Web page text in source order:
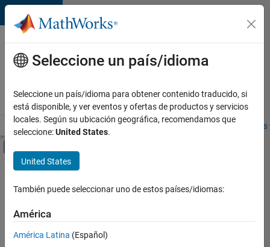
Saltar al contenido
Ofertas
de
empleo
MathWorks
Visión general Búsqueda de empleo Oficinas locales
Contenido principal
FILTRADO POR
Education Sales
Legal
Seleccione un país/idioma
Seleccione un país/idioma para obtener contenido traducido, si
está disponible, y ver eventos y ofertas de productos y servicios
locales. Según su ubicación geográfica, recomendamos que
seleccione:United States.
United States
También puede seleccionar uno de estos países/idiomas:
América
América Latina (Español)